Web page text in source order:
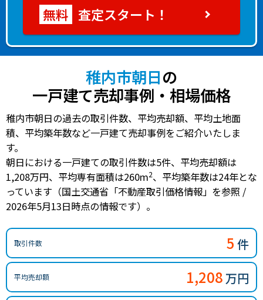
査定スタート！
稚内市朝日の
一戸建て売却事例・相場価格
稚内市朝日の過去の取引件数、平均売却額、平均土地面
積、平均築年数など一戸建て売却事例をご紹介いたしま
す。
朝日における一戸建ての取引件数は5件、 平均売却額は
1,208万円、 平均専有面積は260m2、 平均築年数は24年とな
っています（国土交通省「不動産取引価格情報」を参照 /
2026年5月13日時点の情報です）。
取引件数 5 件
平均売却額 1,208 万円